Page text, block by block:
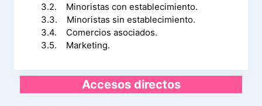
3.2. Minoristas con establecimiento.
3.3. Minoristas sin establecimiento.
3.4. Comercios asociados.
3.5. Marketing.
Accesos directos